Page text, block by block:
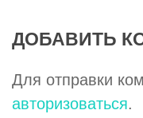
ДОБАВИТЬ
Для отправки
авторизоваться.